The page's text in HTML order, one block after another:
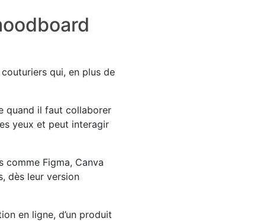
qui, en plus de
quand il faut collaborer
yeux et peut interagir
Figma, Canva
dès leur version
en ligne, d’un produit